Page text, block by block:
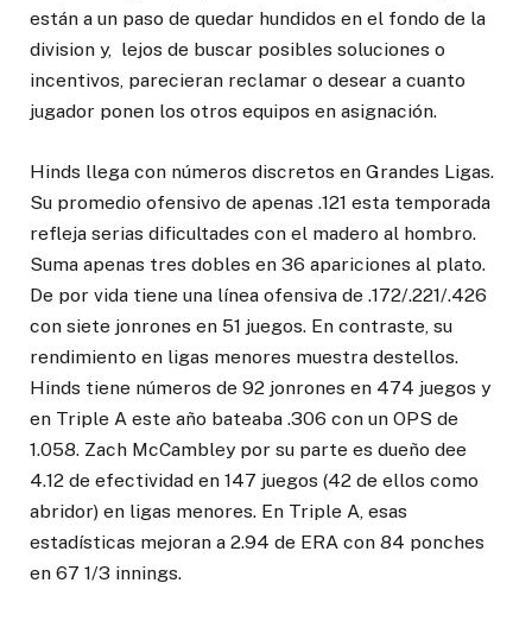
están a un paso de quedar hundidos en el fondo de la
division y, lejos de buscar posibles soluciones o
incentivos, parecieran reclamar o desear a cuanto
jugador ponen los otros equipos en asignación.
Hinds llega con números discretos en Grandes Ligas.
Su promedio ofensivo de apenas .121 esta temporada
refleja serias dificultades con el madero al hombro.
Suma apenas tres dobles en 36 apariciones al plato.
De por vida tiene una línea ofensiva de .172/.221/.426
con siete jonrones en 51 juegos. En contraste, su
rendimiento en ligas menores muestra destellos.
Hinds tiene números de 92 jonrones en 474 juegos y
en Triple A este año bateaba .306 con un OPS de
1.058. Zach McCambley por su parte es dueño dee
4.12 de efectividad en 147 juegos (42 de ellos como
abridor) en ligas menores. En Triple A, esas
estadísticas mejoran a 2.94 de ERA con 84 ponches
en 67 1/3 innings.